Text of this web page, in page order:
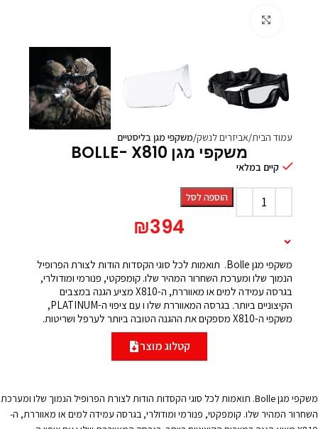
עמוד הבית אביזרים לנשק משקפי מגן בליסטיים
משקפי מגן BOLLE- X810
קיים במלאי
הוספה לסל
₪394
משקפי מגן Bolle. תואמות לכל סוגי הקסדות הודות לצורת הפרופיל
הנמוך שלו ומערכת השחרור המהיר שלו. קומפקטי, פנורמי ומודולרי,
בגרסה עמידה למים או מאווררת, ה-X810 מציע הגנה במצבים
הקיצוניים ביותר. בגרסה המאווררת שלו ו עם ציפוי ה-PLATINUM,
משקפי ה-X810 מספקים את ההגנה הטובה ביותר לערפל ושריטות.
קטלוג מוצר
משקפי מגן Bolle. תואמות לכל סוגי הקסדות הודות לצורת הפרופיל הנמוך שלו ומערכת
השחרור המהיר שלו. קומפקטי, פנורמי ומודולרי, בגרסה עמידה למים או מאווררת, ה-